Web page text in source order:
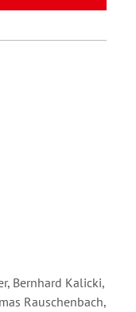
Bernhard Kalicki,
Rauschenbach,